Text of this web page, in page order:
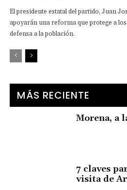
El presidente estatal del partido, Juan
apoyarán una reforma que protege a
defensa a la población.
MÁS RECIENTE
Morena, a
7 claves
visita de